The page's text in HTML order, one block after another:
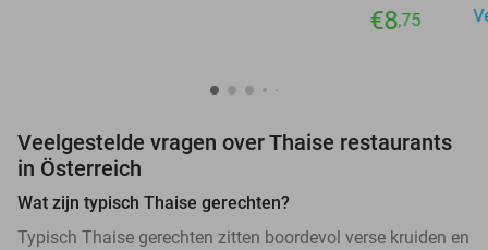
€8,75
Veelgestelde vragen over Thaise restaurants
in Österreich
Wat zijn typisch Thaise gerechten?
Typisch Thaise gerechten zitten boordevol verse kruiden en